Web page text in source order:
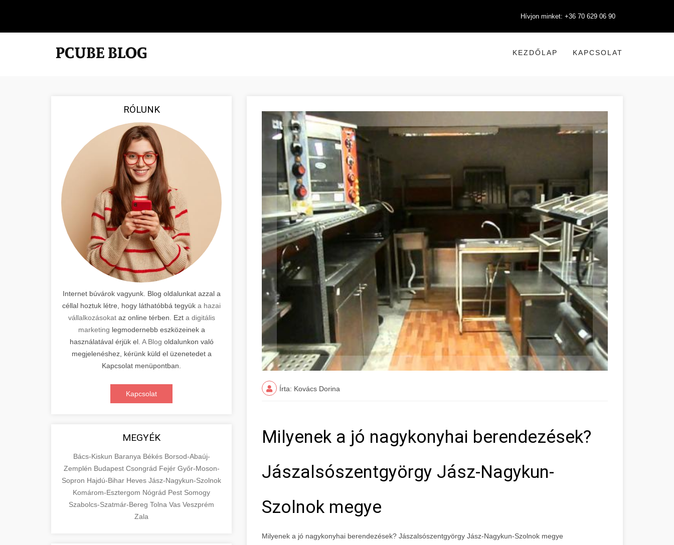
Hívjon minket: +36 70 629 06 90
KEZDŐLAP KAPCSOLAT
RÓLUNK
Internet búvárok vagyunk. Blog oldalunkat azzal a
céllal hoztuk létre, hogy láthatóbbá tegyük a hazai
vállalkozásokataz online térben. Ezt a digitális
marketing legmodernebb eszközeinek a
használatával érjük el. A Blog oldalunkon való
megjelenéshez, kérünk küld el üzenetedet a
Kapcsolat menüpontban.
Kapcsolat
MEGYÉK
Bács-Kiskun Baranya Békés Borsod-Abaúj-
Zemplén Budapest Csongrád Fejér Győr-Moson-
Sopron Hajdú-Bihar Heves Jász-Nagykun-Szolnok
Komárom-Esztergom Nógrád Pest Somogy
Szabolcs-Szatmár-Bereg Tolna Vas Veszprém
Zala
Írta: Kovács Dorina
Milyenek a jó nagykonyhai berendezések?
Jászalsószentgyörgy Jász-Nagykun-
Szolnok megye
Milyenek a jó nagykonyhai berendezések? Jászalsószentgyörgy Jász-Nagykun-Szolnok megye